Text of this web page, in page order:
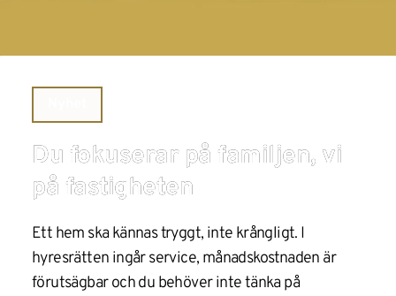
Du fokuserar på familjen, vi
på fastigheten
Ett hem ska kännas tryggt, inte krångligt. I
hyresrätten ingår service, månadskostnaden är
förutsägbar och du behöver inte tänka på